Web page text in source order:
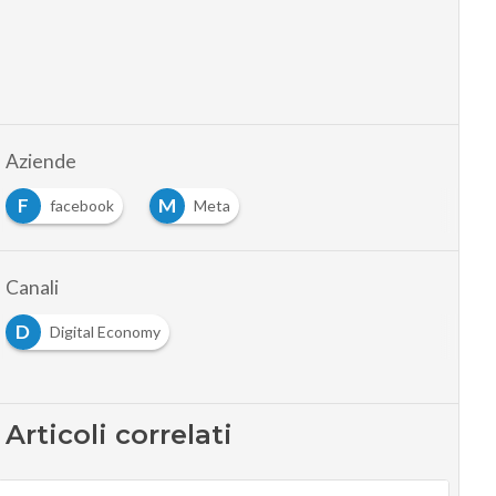
Aziende
F
facebook M Meta
Canali
D
Digital Economy
Articoli correlati